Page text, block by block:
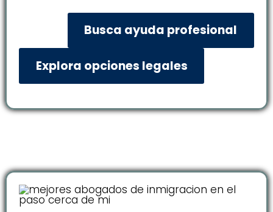
Busca ayuda profesional
Explora opciones legales